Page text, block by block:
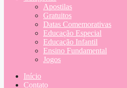
Apostilas
Gratuitos
Datas Comemorativas
Educação Especial
Educação Infantil
Ensino Fundamental
Jogos
Início
Contato